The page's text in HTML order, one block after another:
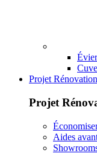
Projet Rénovation
Projet
Aides